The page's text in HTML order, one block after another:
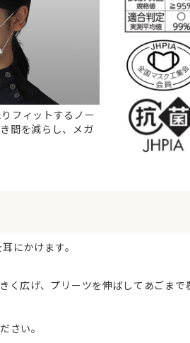
フィットするノー
間を減らし、メガ
にかけます。
広げ、プリーツを伸ばしてあごまで
さい。